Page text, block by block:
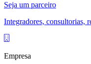
Seja um parceiro
Integradores, consultorias,
Empresa